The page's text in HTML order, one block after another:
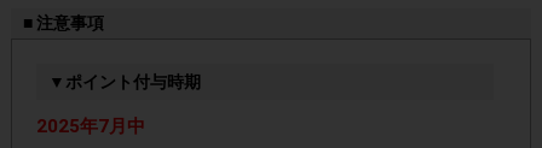
■ 注意事項
▼ポイント付与時期
2025年7月中